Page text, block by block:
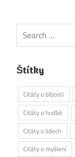
Štítky
Citáty o blbosti
Citáty o hudbě
Citáty o lidech
Citáty o myšlení